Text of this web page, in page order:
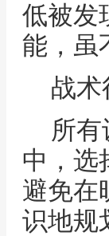
低被发
能，虽
战术
所
中，选
避免在
识地规